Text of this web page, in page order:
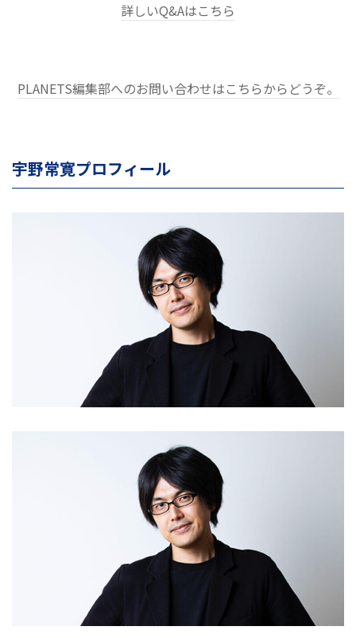
詳しいQ&Aはこちら
PLANETS編集部へのお問い合わせはこちらからどうぞ。
宇野常寛プロフィール